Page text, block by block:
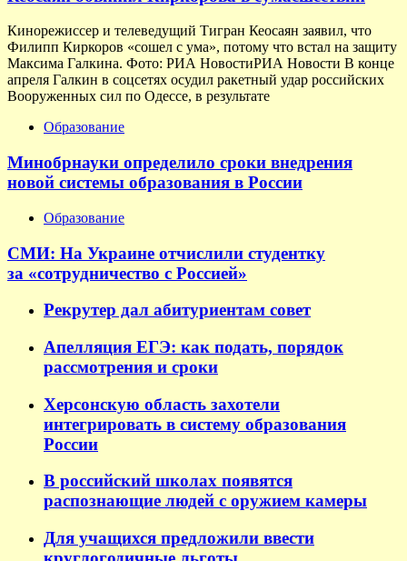
Кинорежиссер и телеведущий Тигран Кеосаян заявил, что
Филипп Киркоров «сошел с ума», потому что встал на защиту
Максима Галкина. Фото: РИА НовостиРИА Новости В конце
апреля Галкин в соцсетях осудил ракетный удар российских
Вооруженных сил по Одессе, в результате
Образование
Минобрнауки определило сроки внедрения
новой системы образования в России
Образование
СМИ: На Украине отчислили студентку
за «сотрудничество с Россией»
Рекрутер дал абитуриентам совет
Апелляция ЕГЭ: как подать, порядок
рассмотрения и сроки
Херсонскую область захотели
интегрировать в систему образования
России
В российский школах появятся
распознающие людей с оружием камеры
Для учащихся предложили ввести